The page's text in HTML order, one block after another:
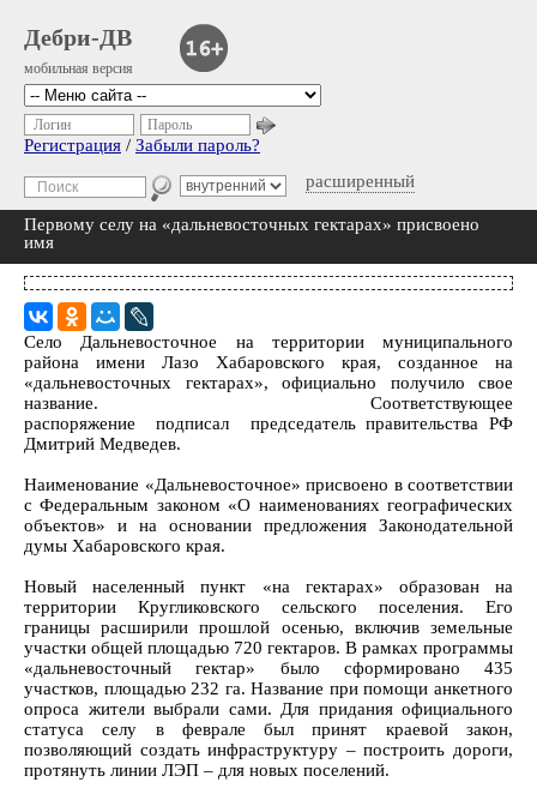
Дебри-ДВ
мобильная версия
расширенный
Логин Пароль
Регистрация / Забыли пароль?
Первому селу на «дальневосточных гектарах» присвоено
имя
Село Дальневосточное на территории муниципального
района имени Лазо Хабаровского края, созданное на
«дальневосточных гектарах», официально получило свое
название. Соответствующее
распоряжение подписал председатель правительства РФ
Дмитрий Медведев.
Наименование «Дальневосточное» присвоено в соответствии
с Федеральным законом «О наименованиях географических
объектов» и на основании предложения Законодательной
думы Хабаровского края.
Новый населенный пункт «на гектарах» образован на
территории Кругликовского сельского поселения. Его
границы расширили прошлой осенью, включив земельные
участки общей площадью 720 гектаров. В рамках программы
«дальневосточный гектар» было сформировано 435
участков, площадью 232 га. Название при помощи анкетного
опроса жители выбрали сами. Для придания официального
статуса селу в феврале был принят краевой закон,
позволяющий создать инфраструктуру – построить дороги,
протянуть линии ЛЭП – для новых поселений.